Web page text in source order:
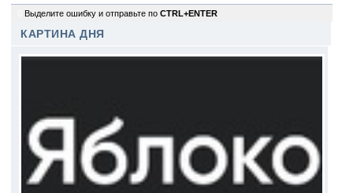
Выделите ошибку и отправьте по CTRL+ENTER
КАРТИНА ДНЯ